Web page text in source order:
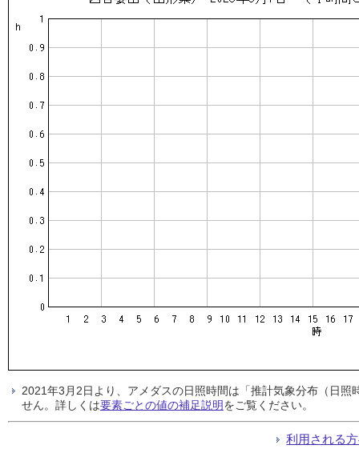
2021年3月2日より、アメダスの日照時間は「推計気象分布（日
せん。詳しくは要素ごとの値の補足説明をご覧ください。
利用される